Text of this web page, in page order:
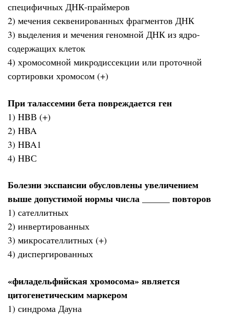
специфичных ДНК-праймеров
2) мечения секвенированных фрагментов ДНК
3) выделения и мечения геномной ДНК из ядро-
содержащих клеток
4) хромосомной микродиссекции или проточной
сортировки хромосом (+)
При талассемии бета повреждается ген
1) HBВ (+)
2) HBA
3) HBA1
4) HBС
Болезни экспансии обусловлены увеличением
выше допустимой нормы числа ______ повторов
1) сателлитных
2) инвертированных
3) микросателлитных (+)
4) диспергированных
«филадельфийская хромосома» является
цитогенетическим маркером
1) синдрома Дауна